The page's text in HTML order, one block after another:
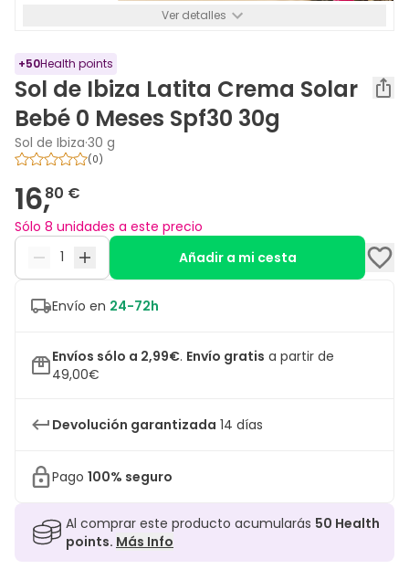
Ver detalles
+50Health points
Sol de Ibiza Latita Crema Solar
Bebé 0 Meses Spf30 30g
Sol de Ibiza·30 g
(0)
16,80 €
Sólo 8 unidades a este precio
Añadir a mi cesta
Envío en 24-72h
Envíos sólo a 2,99€. Envío gratis a partir de
49,00€
Devolución garantizada 14 días
Pago 100% seguro
Al comprar este producto acumularás 50 Health
points. Más Info